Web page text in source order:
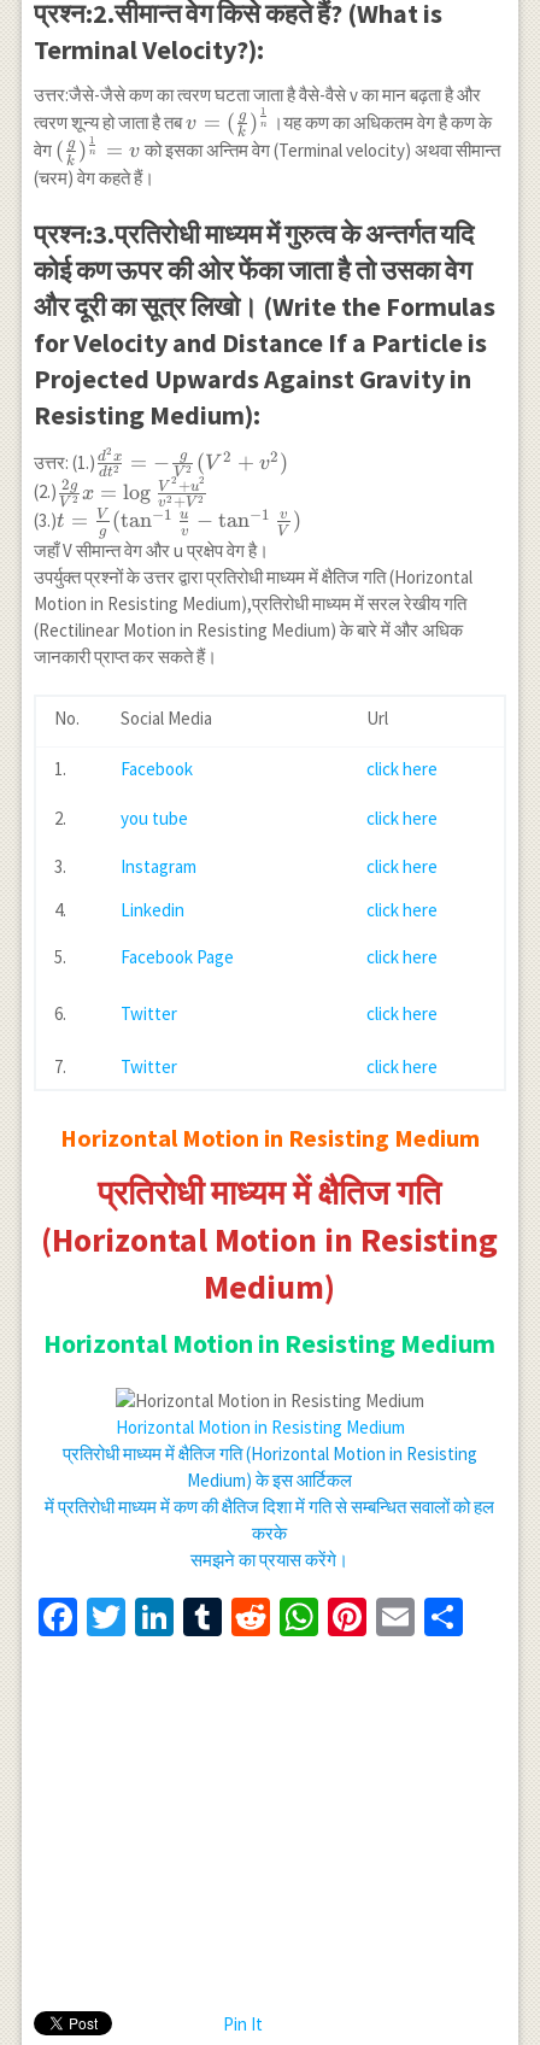
प्रश्न:2.सीमान्त वेग किसे कहते हैं? (What is
Terminal Velocity?):
उत्तर:जैसे-जैसे कण का त्वरण घटता जाता है वैसे-वैसे v का मान बढ़ता है और
त्वरण शून्य हो जाता है तबv=(\frac{g}
{k})^{\frac{1}
v = ( k
g ) n
1
।यह कण का अधिकतम वेग है कण के
वेग (\frac{g}
{k})^{\frac{1}
( k
g ) n
1 = v को इसका अन्तिम वेग (Terminal velocity) अथवा सीमान्त
(चरम) वेग कहते हैं।
प्रश्न:3.प्रतिरोधी माध्यम में गुरुत्व के अन्तर्गत यदि
कोई कण ऊपर की ओर फेंका जाता है तो उसका वेग
और दूरी का सूत्र लिखो। (Write the Formulas
for Velocity and Distance If a Particle is
Projected Upwards Against Gravity in
Resisting Medium):
उत्तर: (1.)\frac{d^2
x}
{dt^2}=-
\frac{g}
{V^2}
(V^2+v^2)
dt2
d2 x = − V 2
g (V 2 + v2 )
(2.)\frac{2g}
{V^2}x=\log
\frac{V^2+u^2}
{v^2+V^2}
V 2
2g x = log v2 + V 2
V 2 +u2
(3.)t=\frac{V}
{g}
(\tan^{-1}
\frac{u}
{v}-
\tan^{-1}
\frac{v}
t = g
V (tan−1
v
u − tan−1
V
v )
जहाँ V सीमान्त वेग और u प्रक्षेप वेग है।
उपर्युक्त प्रश्नों के उत्तर द्वारा प्रतिरोधी माध्यम में क्षैतिज गति (Horizontal
Motion in Resisting Medium),प्रतिरोधी माध्यम में सरल रेखीय गति
(Rectilinear Motion in Resisting Medium) के बारे में और अधिक
जानकारी प्राप्त कर सकते हैं।
No. Social Media Url
1. Facebook click here
2. you tube click here
3. Instagram
click here
4.
Linkedin click here
5. Facebook Page click here
6. Twitter click here
7. Twitter click here
Horizontal Motion in Resisting Medium
प्रतिरोधी माध्यम में क्षैतिज गति
(Horizontal Motion in Resisting
Medium)
Horizontal Motion in Resisting Medium
Horizontal Motion in Resisting Medium
प्रतिरोधी माध्यम में क्षैतिज गति (Horizontal Motion in Resisting
Medium) के इस आर्टिकल
में प्रतिरोधी माध्यम में कण की क्षैतिज दिशा में गति से सम्बन्धित सवालों को हल
करके
समझने का प्रयास करेंगे।
Facebook
Twitter
LinkedIn
Tumblr
RedditWhatsApp
Pinterest
Email
Pin It